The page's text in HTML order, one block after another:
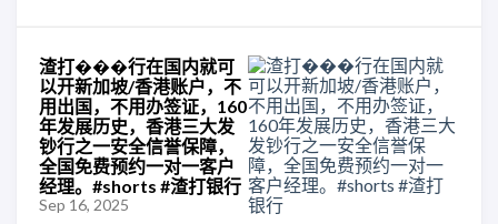
渣打���行在国内就可
以开新加坡/香港账户，不
用出国，不用办签证，160
年发展历史，香港三大发
钞行之一安全信誉保障，
全国免费预约一对一客户
经理。#shorts #渣打银行
Sep 16, 2025